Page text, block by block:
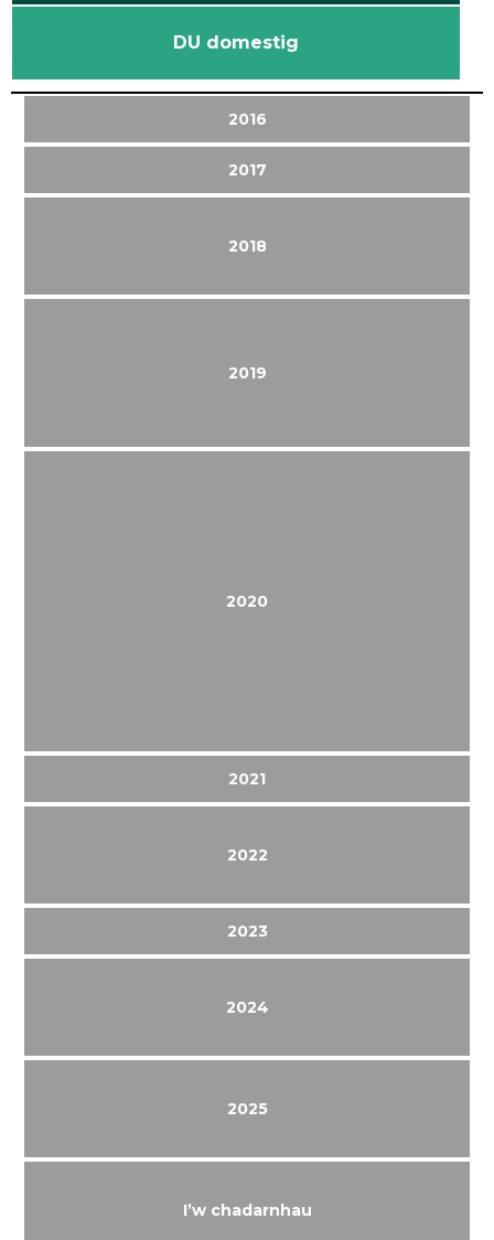
DU domestig
2016
2017
2018
2019
2020
2021
2022
2023
2024
2025
I’w chadarnhau